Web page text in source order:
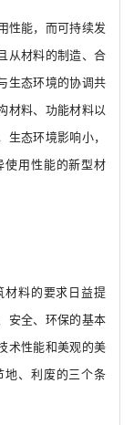
性能，而可持续发
从材料的制造、合
生态环境的协调共
材料、功能材料以
态环境影响小，
使用性能的新型材
材料的要求日益提
安全、环保的基本
术性能和美观的美
地、利废的三个条